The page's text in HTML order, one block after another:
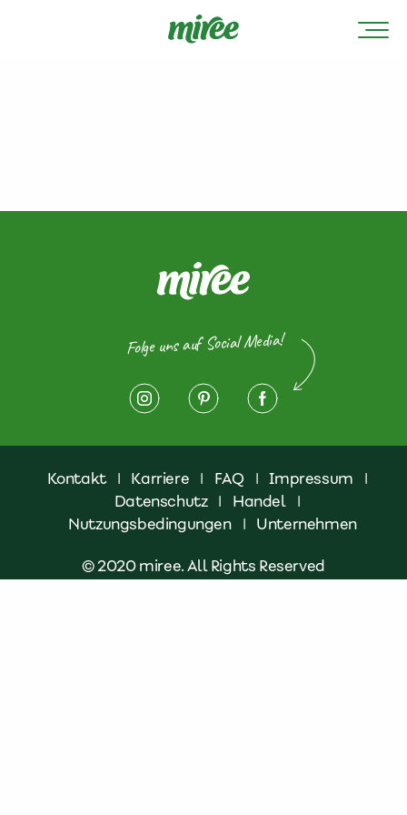
Folge uns auf Social Media!
Kontakt | Karriere | FAQ | Impressum
|
Datenschutz | Handel
|
Nutzungsbedingungen
| Unternehmen
© 2020 miree. All Rights Reserved